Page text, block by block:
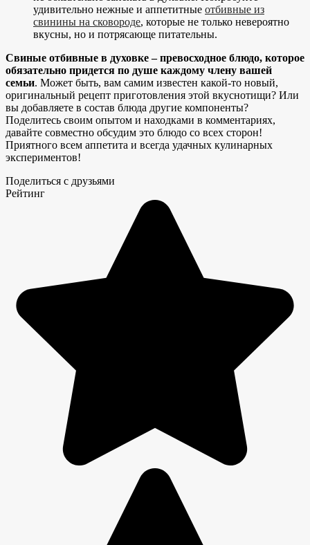
удивительно нежные и аппетитные отбивные из
свинины на сковороде, которые не только невероятно
вкусны, но и потрясающе питательны.
Свиные отбивные в духовке – превосходное блюдо, которое
обязательно придется по душе каждому члену вашей
семьи. Может быть, вам самим известен какой-то новый,
оригинальный рецепт приготовления этой вкуснотищи? Или
вы добавляете в состав блюда другие компоненты?
Поделитесь своим опытом и находками в комментариях,
давайте совместно обсудим это блюдо со всех сторон!
Приятного всем аппетита и всегда удачных кулинарных
экспериментов!
Поделиться с друзьями
Рейтинг